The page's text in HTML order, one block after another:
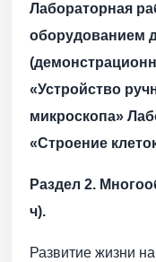
Лабораторная
оборудованием
«Устройство
микроскопа»
«Строение
Раздел 2.
ч).
Развитие жизни